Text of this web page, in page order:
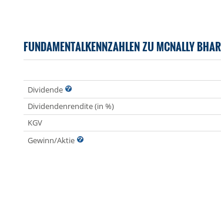
FUNDAMENTALKENNZAHLEN ZU MCNALLY
Dividende
Dividendenrendite (in %)
KGV
Gewinn/Aktie